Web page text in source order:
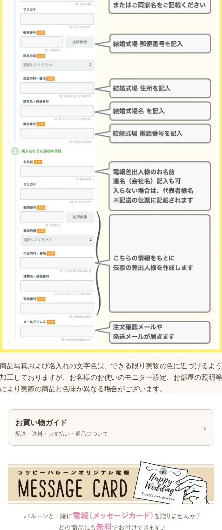
商品写真および名入れの文字色は、できる限り実物の色に近づけるよう
加工しておりますが、お客様のお使いのモニター設定、お部屋の照明等
により実際の商品と色味が異なる場合がございます。
お買い物ガイド
配送・送料・お支払い・返品について ›